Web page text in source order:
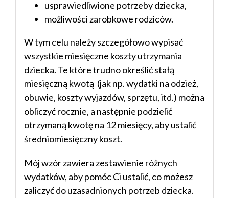
usprawiedliwione potrzeby dziecka,
możliwości zarobkowe rodziców.
W tym celu należy szczegółowo wypisać
wszystkie miesięczne koszty utrzymania
dziecka. Te które trudno określić stałą
miesięczną kwotą (jak np. wydatki na odzież,
obuwie, koszty wyjazdów, sprzętu, itd.) można
obliczyć rocznie, a następnie podzielić
otrzymaną kwotę na 12 miesięcy, aby ustalić
średniomiesięczny koszt.
Mój wzór zawiera zestawienie różnych
wydatków, aby pomóc Ci ustalić, co możesz
zaliczyć do uzasadnionych potrzeb dziecka.